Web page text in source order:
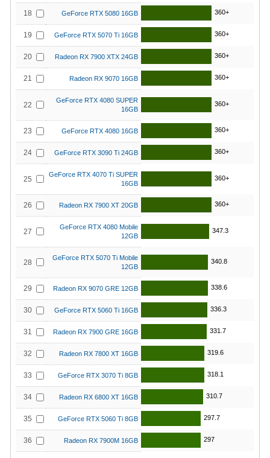
18 GeForce RTX 5080 16GB 360+
19 GeForce RTX 5070 Ti 16GB 360+
20 Radeon RX 7900 XTX 24GB 360+
21 Radeon RX 9070 16GB 360+
22
GeForce RTX 4080 SUPER
16GB
360+
23 GeForce RTX 4080 16GB 360+
24 GeForce RTX 3090 Ti 24GB 360+
25
GeForce RTX 4070 Ti SUPER
16GB
360+
26 Radeon RX 7900 XT 20GB 360+
27
GeForce RTX 4080 Mobile
12GB
347.3
28
GeForce RTX 5070 Ti Mobile
12GB
340.8
29 Radeon RX 9070 GRE 12GB 338.6
30 GeForce RTX 5060 Ti 16GB 336.3
31 Radeon RX 7900 GRE 16GB 331.7
32 Radeon RX 7800 XT 16GB 319.6
33 GeForce RTX 3070 Ti 8GB 318.1
34 Radeon RX 6800 XT 16GB 310.7
35 GeForce RTX 5060 Ti 8GB 297.7
36 Radeon RX 7900M 16GB 297